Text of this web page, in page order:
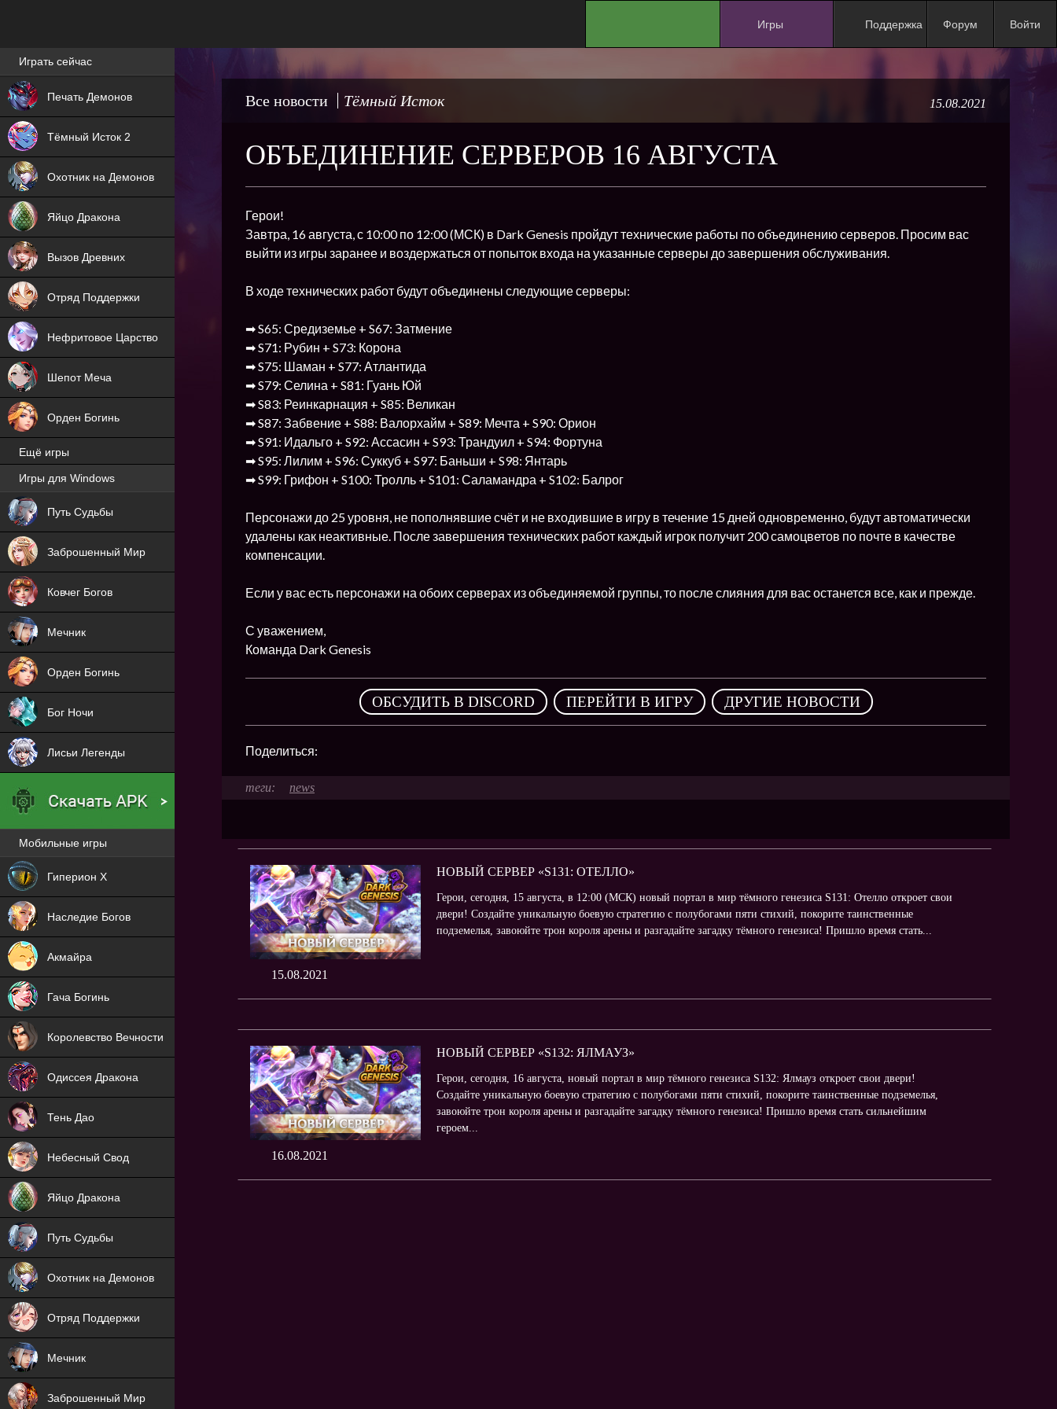
Игры
HIT
Поддержка Форум Войти
Все новости Тёмный Исток 15.08.2021
ОБЪЕДИНЕНИЕ СЕРВЕРОВ 16 АВГУСТА
Герои!
Завтра, 16 августа, с 10:00 по 12:00 (МСК) в Dark Genesis пройдут технические работы по объединению серверов. Просим вас
выйти из игры заранее и воздержаться от попыток входа на указанные серверы до завершения обслуживания.
В ходе технических работ будут объединены следующие серверы:
➡ S65: Средиземье + S67: Затмение
➡ S71: Рубин + S73: Корона
➡ S75: Шаман + S77: Атлантида
➡ S79: Селина + S81: Гуань Юй
➡ S83: Реинкарнация + S85: Великан
➡ S87: Забвение + S88: Валорхайм + S89: Мечта + S90: Орион
➡ S91: Идальго + S92: Ассасин + S93: Трандуил + S94: Фортуна
➡ S95: Лилим + S96: Суккуб + S97: Баньши + S98: Янтарь
➡ S99: Грифон + S100: Тролль + S101: Саламандра + S102: Балрог
Персонажи до 25 уровня, не пополнявшие счёт и не входившие в игру в течение 15 дней одновременно, будут автоматически
удалены как неактивные. После завершения технических работ каждый игрок получит 200 самоцветов по почте в качестве
компенсации.
Если у вас есть персонажи на обоих серверах из объединяемой группы, то после слияния для вас останется все, как и прежде.
С уважением,
Команда Dark Genesis
ОБСУДИТЬ В DISCORD , ПЕРЕЙТИ В ИГРУ , ДРУГИЕ НОВОСТИ
Поделиться:
news
15.08.2021
НОВЫЙ СЕРВЕР «S131: ОТЕЛЛО»
Герои, сегодня, 15 августа, в 12:00 (МСК) новый портал в мир тёмного генезиса S131: Отелло откроет свои
двери! Создайте уникальную боевую стратегию с полубогами пяти стихий, покорите таинственные
подземелья, завоюйте трон короля арены и разгадайте загадку тёмного генезиса! Пришло время стать...
16.08.2021
НОВЫЙ СЕРВЕР «S132: ЯЛМАУЗ»
Герои, сегодня, 16 августа, новый портал в мир тёмного генезиса S132: Ялмауз откроет свои двери!
Создайте уникальную боевую стратегию с полубогами пяти стихий, покорите таинственные подземелья,
завоюйте трон короля арены и разгадайте загадку тёмного генезиса! Пришло время стать сильнейшим
героем...
Лучшие игры онлайн
Играть сейчас
Печать Демонов
NEW
Тёмный Исток 2
NEW
Охотник на Демонов
ХИТ
Яйцо Дракона
NEW
Вызов Древних
ХИТ
Отряд Поддержки
ХИТ
Нефритовое Царство
Шепот Меча
Орден Богинь
Ещё игры
Игры для Windows
Путь Судьбы
Заброшенный Мир
NEW
Ковчег Богов
Мечник
Орден Богинь
Бог Ночи
Лисьи Легенды
Мобильные игры
Гиперион Х
Наследие Богов
NEW
Акмайра
NEW
Гача Богинь
NEW
Королевство Вечности
NEW
Одиссея Дракона
NEW
Тень Дао
NEW
Небесный Свод
NEW
Яйцо Дракона
NEW
Путь Судьбы
NEW
Охотник на Демонов
ХИТ
Отряд Поддержки
ХИТ
Мечник
Заброшенный Мир
NEW